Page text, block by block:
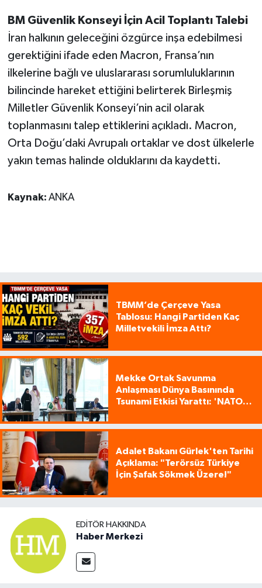
BM Güvenlik Konseyi İçin Acil Toplantı Talebi
İran halkının geleceğini özgürce inşa edebilmesi
gerektiğini ifade eden Macron, Fransa’nın
ilkelerine bağlı ve uluslararası sorumluluklarının
bilincinde hareket ettiğini belirterek Birleşmiş
Milletler Güvenlik Konseyi’nin acil olarak
toplanmasını talep ettiklerini açıkladı. Macron,
Orta Doğu’daki Avrupalı ortaklar ve dost ülkelerle
yakın temas halinde olduklarını da kaydetti.
Kaynak: ANKA
TBMM’de Çerçeve Yasa
Tablosu: Hangi Partiden Kaç
Milletvekili İmza Attı?
Mekke Ortak Savunma
Anlaşması Dünya Basınında
Tsunami Etkisi Yarattı: 'NATO
Adalet Bakanı Gürlek'ten Tarihi
Açıklama: "Terörsüz Türkiye
İçin Şafak Sökmek Üzere!"
EDITÖR HAKKINDA
Haber Merkezi